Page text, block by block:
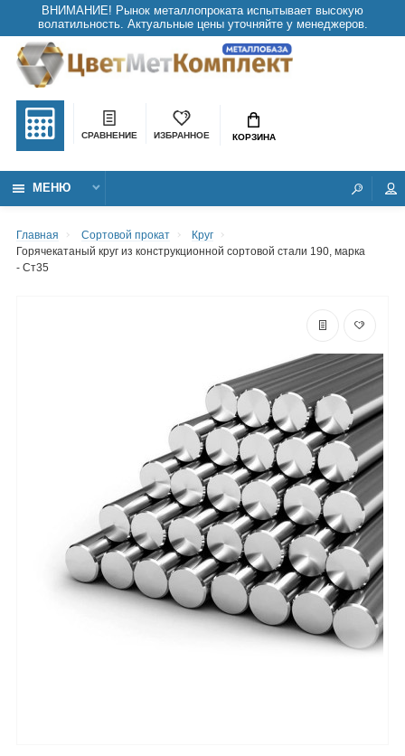
СРАВНЕНИЕ ИЗБРАННОЕ КОРЗИНА
МЕНЮ
Главная Сортовой прокат
Круг
Горячекатаный круг из конструкционной сортовой стали 190, марка
- Ст35